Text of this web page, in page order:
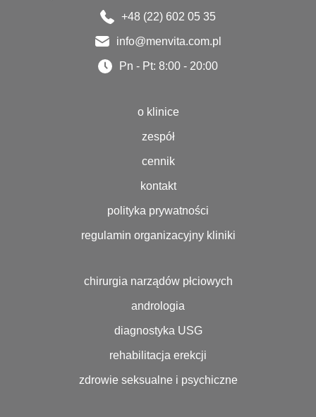
+48 (22) 602 05 35
info@menvita.com.pl
Pn - Pt: 8:00 - 20:00
o klinice
zespół
cennik
kontakt
polityka prywatności
regulamin organizacyjny kliniki
chirurgia narządów płciowych
andrologia
diagnostyka USG
rehabilitacja erekcji
zdrowie seksualne i psychiczne